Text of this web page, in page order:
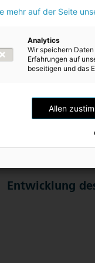
Abschreibungen
Abgänge
30.09.2020
Buchwert 01.10.2019
Entwicklung
mehr auf der Seite
Analytics
Wir speichern
Erfahrungen auf
beseitigen und das
Allen